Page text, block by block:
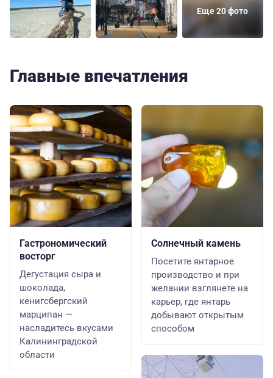
Еще 20 фото
Главные впечатления
Гастрономический
восторг
Дегустация сыра и
шоколада,
кенигсбергский
марципан —
насладитесь вкусами
Калининградской
области
Солнечный камень
Посетите янтарное
производство и при
желании взглянете на
карьер, где янтарь
добывают открытым
способом